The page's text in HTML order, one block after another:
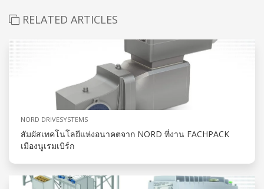
RELATED ARTICLES
NORD DRIVESYSTEMS
สัมผัสเทคโนโลยีแห่งอนาคตจาก NORD ที่งาน FACHPACK
เมืองนูเรมเบิร์ก